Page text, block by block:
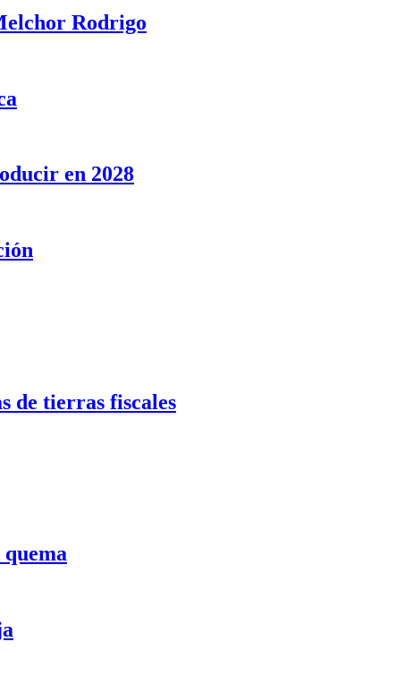
Rodrigo
en 2028
de tierras fiscales